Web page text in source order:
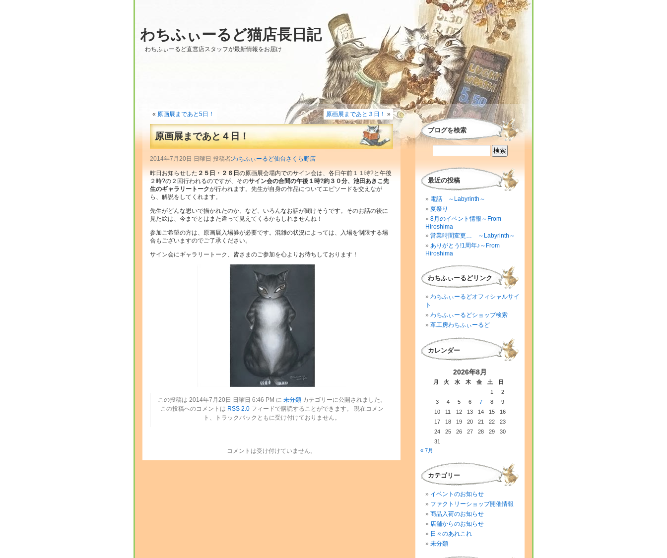
わちふぃーるど猫店長日記
わちふぃーるど直営店スタッフが最新情報をお届け
« 原画展まであと5日！ 原画展まであと３日！ »
原画展まであと４日！
2014年7月20日 日曜日 投稿者:わちふぃーるど仙台さくら野店
昨日お知らせした ２５日・２６日 の原画展会場内でのサイン会は、各日午前１１時?と午後
２時?の２回行われるのですが、そのサイン会の合間の午後１時?約３０分、池田あきこ先
生のギャラリートークが行われます。先生が自身の作品についてエピソードを交えなが
ら、解説をしてくれます。
先生がどんな思いで描かれたのか、など、いろんなお話が聞けそうです。そのお話の後に
見た絵は、今までとはまた違って見えてくるかもしれませんね！
参加ご希望の方は、原画展入場券が必要です。混雑の状況によっては、入場を制限する場
合もございますのでご了承ください。
サイン会にギャラリートーク、皆さまのご参加を心よりお待ちしております！
この投稿は 2014年7月20日 日曜日 6:46 PM に 未分類カテゴリーに公開されました。
この投稿へのコメントは RSS 2.0フィードで購読することができます。 現在コメン
ト、トラックバックともに受け付けておりません。
コメントは受け付けていません。
ブログを検索
最近の投稿
電話 ～Labyrinth～
夏祭り
8月のイベント情報～From
Hiroshima
営業時間変更… ～Labyrinth～
ありがとう!1周年♪～From
Hiroshima
わちふぃーるどリンク
わちふぃーるどオフィシャルサイ
ト
わちふぃーるどショップ検索
革工房わちふぃーるど
カレンダー
2026年8月
月 火 水 木 金 土
日
1
2
3
4 5 6 7 8
9
10
11 12 13 14 15
16
17
18 19 20 21 22
23
24
25 26 27 28 29
30
31
« 7月
カテゴリー
イベントのお知らせ
ファクトリーショップ開催情報
商品入荷のお知らせ
店舗からのお知らせ
日々のあれこれ
未分類